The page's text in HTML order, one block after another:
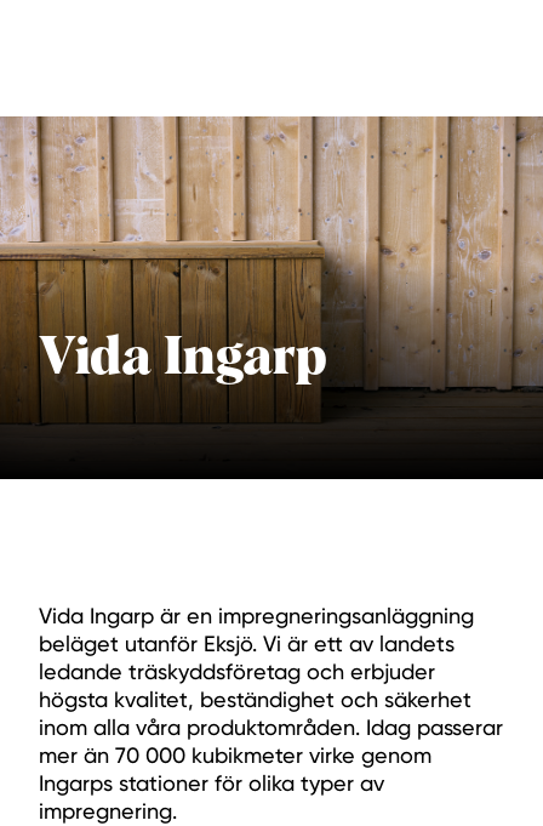
Vida Ingarp
Vida Ingarp är en impregneringsanläggning
beläget utanför Eksjö. Vi är ett av landets
ledande träskyddsföretag och erbjuder
högsta kvalitet, beständighet och säkerhet
inom alla våra produktområden. Idag passerar
mer än 70 000 kubikmeter virke genom
Ingarps stationer för olika typer av
impregnering.